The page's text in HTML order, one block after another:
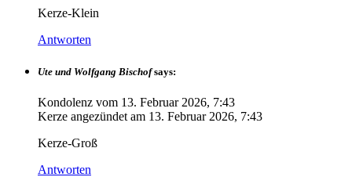
Kerze-Klein
Antworten
Ute und Wolfgang Bischof says:
Kondolenz vom 13. Februar 2026, 7:43
Kerze angezündet am 13. Februar 2026, 7:43
Kerze-Groß
Antworten